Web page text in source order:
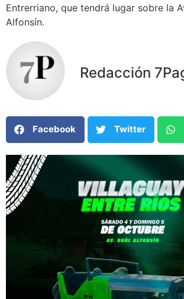
Entrerriano, que tendrá lugar sobre la
Alfonsín.
Redacción
Facebook Twitter